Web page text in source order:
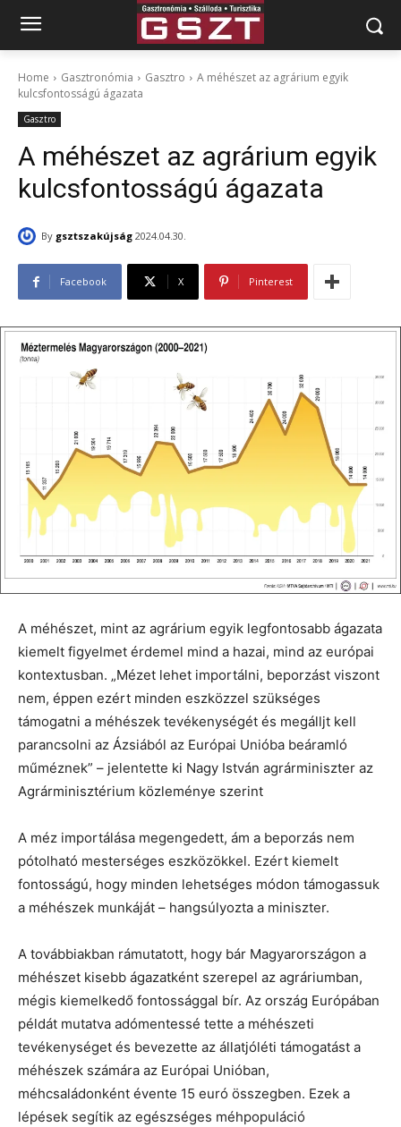
Home Gasztronómia Gasztro
A méhészet az agrárium egyik
kulcsfontosságú ágazata
Gasztro
A méhészet az agrárium egyik
kulcsfontosságú ágazata
By gsztszakújság 2024.04.30.
Facebook X Pinterest
A méhészet, mint az agrárium egyik legfontosabb ágazata
kiemelt figyelmet érdemel mind a hazai, mind az európai
kontextusban. „Mézet lehet importálni, beporzást viszont
nem, éppen ezért minden eszközzel szükséges
támogatni a méhészek tevékenységét és megálljt kell
parancsolni az Ázsiából az Európai Unióba beáramló
műméznek” – jelentette ki Nagy István agrárminiszter az
Agrárminisztérium közleménye szerint
A méz importálása megengedett, ám a beporzás nem
pótolható mesterséges eszközökkel. Ezért kiemelt
fontosságú, hogy minden lehetséges módon támogassuk
a méhészek munkáját – hangsúlyozta a miniszter.
A továbbiakban rámutatott, hogy bár Magyarországon a
méhészet kisebb ágazatként szerepel az agráriumban,
mégis kiemelkedő fontossággal bír. Az ország Európában
példát mutatva adómentessé tette a méhészeti
tevékenységet és bevezette az állatjóléti támogatást a
méhészek számára az Európai Unióban,
méhcsaládonként évente 15 euró összegben. Ezek a
lépések segítik az egészséges méhpopuláció